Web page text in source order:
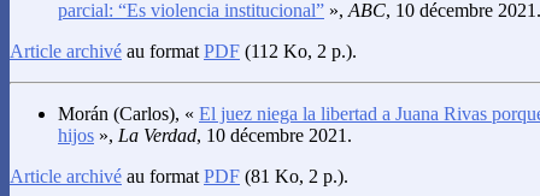
parcial: “Es violencia institucional” »,ABC, 10 décembre 2021.
Article archivé au formatPDF (112 Ko, 2 p.).
Morán (Carlos), « El juez niega la libertad a Juana Rivas
hijos », La Verdad, 10 décembre 2021.
Article archivé au formatPDF (81 Ko, 2 p.).